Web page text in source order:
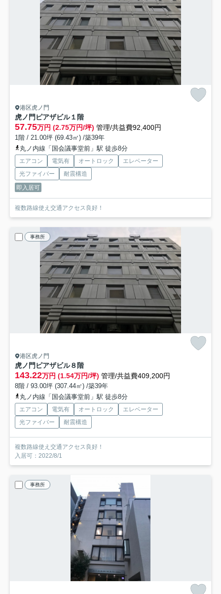
港区虎ノ門
虎ノ門ピアザビル１階
57.75万円 (2.75万円/坪) 管理/共益費92,400円
1階 / 21.00坪 (69.43㎡) /築39年
丸ノ内線「国会議事堂前」駅 徒歩8分
エアコン 電気有 オートロック
エレベーター
光ファイバー
耐震構造
即入居可
複数路線使え交通アクセス良好！
事務所
港区虎ノ門
虎ノ門ピアザビル８階
143.22万円 (1.54万円/坪) 管理/共益費409,200円
8階 / 93.00坪 (307.44㎡) /築39年
丸ノ内線「国会議事堂前」駅 徒歩8分
エアコン 電気有 オートロック
エレベーター
光ファイバー
耐震構造
複数路線使え交通アクセス良好！
入居可：2022/8/1
事務所